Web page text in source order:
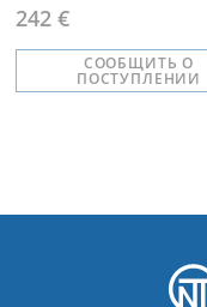
242 €
СООБЩИТЬ О
ПОСТУПЛЕНИИ